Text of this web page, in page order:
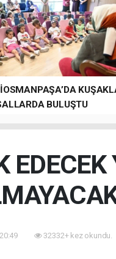
BULUŞTU
EDECEK
32332+ kez okundu.